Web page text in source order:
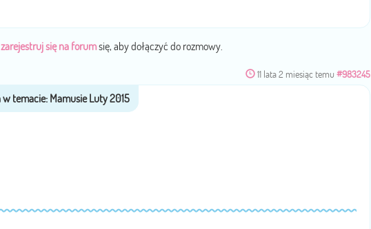
zarejestruj się na forumsię, aby dołączyć do rozmowy.
11 lata 2 miesiąc temu #983245